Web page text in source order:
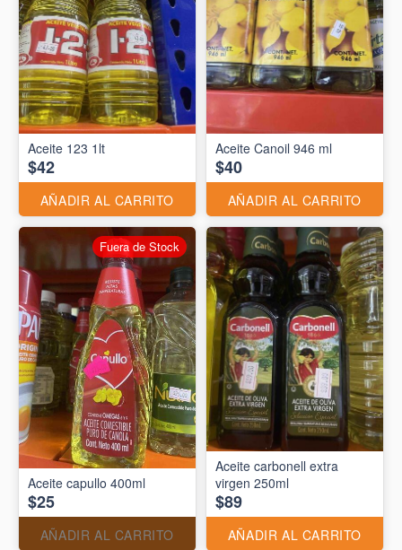
Aceite 123 1lt
$42
AÑADIR AL CARRITO
Aceite Canoil 946 ml
$40
AÑADIR AL CARRITO
Aceite capullo 400ml
$25
AÑADIR AL CARRITO
Fuera de Stock
Aceite carbonell extra
virgen 250ml
$89
AÑADIR AL CARRITO